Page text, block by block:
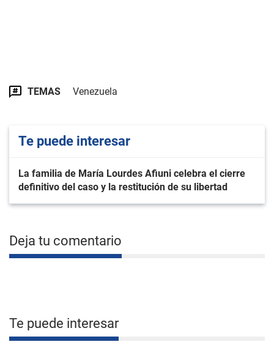
TEMAS Venezuela
Te puede interesar
La familia de María Lourdes Afiuni celebra el cierre
definitivo del caso y la restitución de su libertad
Deja tu comentario
Te puede interesar